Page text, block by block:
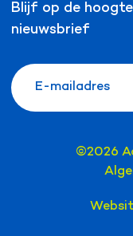
Blijf op de
nieuwsbrief
©2026